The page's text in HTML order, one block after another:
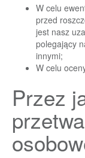
W celu
przed
jest nasz
polegający
innymi;
W celu
Przez